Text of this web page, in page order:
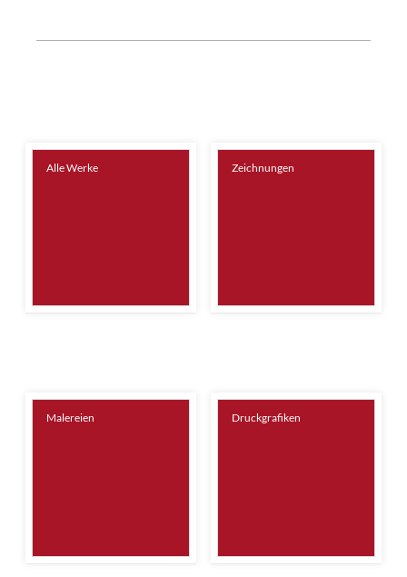
Alle Werke Zeichnungen
Malereien Druckgrafiken